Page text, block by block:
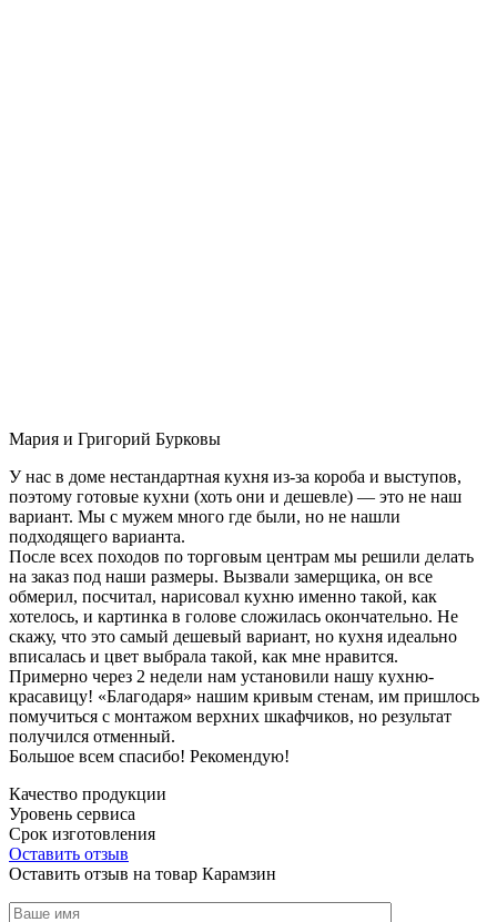
Мария и Григорий Бурковы
У нас в доме нестандартная кухня из-за короба и выступов,
поэтому готовые кухни (хоть они и дешевле) — это не наш
вариант. Мы с мужем много где были, но не нашли
подходящего варианта.
После всех походов по торговым центрам мы решили делать
на заказ под наши размеры. Вызвали замерщика, он все
обмерил, посчитал, нарисовал кухню именно такой, как
хотелось, и картинка в голове сложилась окончательно. Не
скажу, что это самый дешевый вариант, но кухня идеально
вписалась и цвет выбрала такой, как мне нравится.
Примерно через 2 недели нам установили нашу кухню-
красавицу! «Благодаря» нашим кривым стенам, им пришлось
помучиться с монтажом верхних шкафчиков, но результат
получился отменный.
Большое всем спасибо! Рекомендую!
Качество продукции
Уровень сервиса
Срок изготовления
Оставить отзыв
Оставить отзыв на товар Карамзин